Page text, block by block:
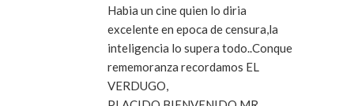
Habia un cine quien lo diria
excelente en epoca de censura,la
inteligencia lo supera todo..Conque
rememoranza recordamos EL
VERDUGO,